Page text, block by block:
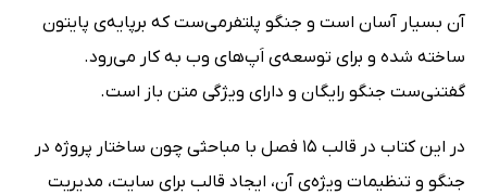
آن بسیار آسان است و جنگو پلتفرمی‌ست که برپایه‌ی پایتون
ساخته شده و برای توسعه‌ی اَپ‌های وب به کار می‌رود.
گفتنی‌‌ست جنگو رایگان و دارای ویژگی متن باز است.
در این کتاب در قالب 15 فصل با مباحثی چون ساختار پروژه در
جنگو و تنظیمات ویژه‌ی آن، ایجاد قالب برای سایت، مدیریت